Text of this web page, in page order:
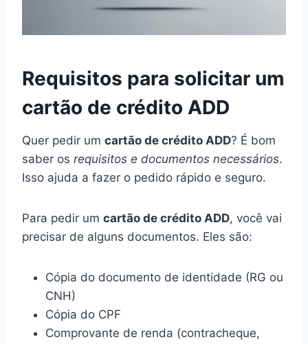
Requisitos para solicitar um
cartão de crédito ADD
Quer pedir um cartão de crédito ADD? É bom
saber os requisitos e documentos necessários.
Isso ajuda a fazer o pedido rápido e seguro.
Para pedir um cartão de crédito ADD, você vai
precisar de alguns documentos. Eles são:
Cópia do documento de identidade (RG ou
CNH)
Cópia do CPF
Comprovante de renda (contracheque,